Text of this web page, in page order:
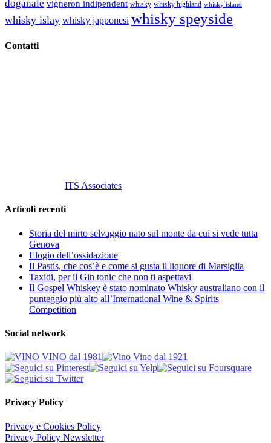
doganale vigneron indipendent whisky whisky highland whisky island
whisky islay whisky japponesi whisky speyside
Contatti
ITS Associates
Articoli recenti
Storia del mirto selvaggio nato sul monte da cui si vede tutta
Genova
Elogio dell’ossidazione
Il Pastis, che cos’è e come si gusta il liquore di Marsiglia
Taxidi, per il Gin tonic che non ti aspettavi
Il Gospel Whiskey è stato nominato Whisky australiano con il
punteggio più alto all’International Wine & Spirits
Competition
Social network
Privacy Policy
Privacy e Cookies Policy
Privacy Policy Newsletter